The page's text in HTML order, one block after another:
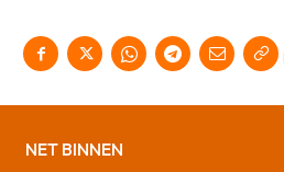
NET BINNEN